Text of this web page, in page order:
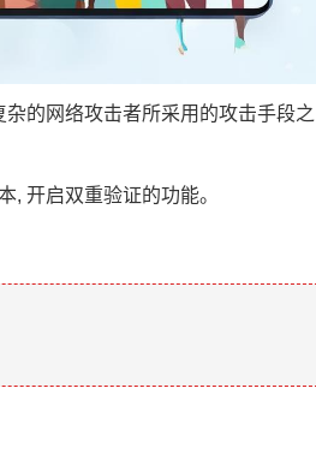
的网络攻击者所采用的攻击手段之
, 开启双重验证的功能。